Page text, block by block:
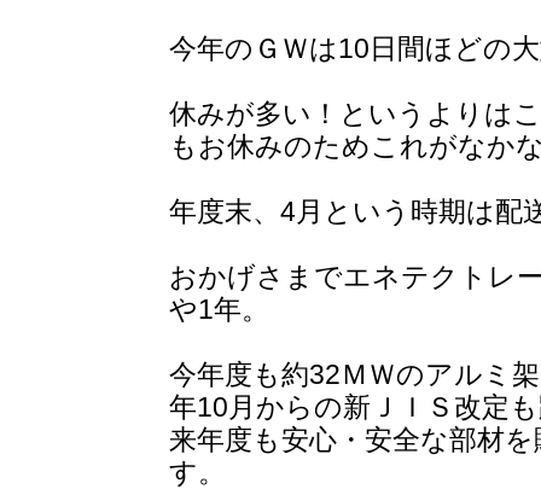
今年のＧＷは10日間ほどの
休みが多い！というよりは
もお休みのためこれがなか
年度末、4月という時期は配
おかげさまでエネテクトレ
や1年。
今年度も約32ＭＷのアルミ
年10月からの新ＪＩＳ改定
来年度も安心・安全な部材
す。